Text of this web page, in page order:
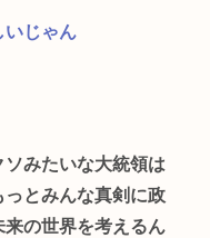
じゃん
ソみたいな大統領は
とみんな真剣に政
の世界を考えるん